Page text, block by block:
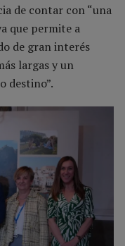
de contar con “una
que permite a
de gran interés
largas y un
destino”.